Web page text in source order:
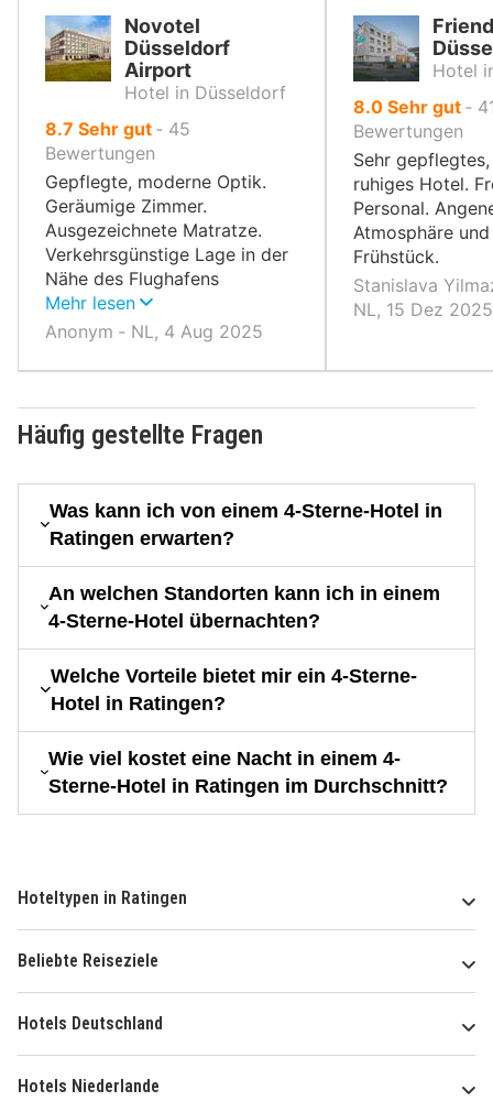
Novotel
Düsseldorf
Airport
Hotel in Düsseldorf
8.7 von
10,
Sehr gut ‐ 45
Bewertungen
Gepflegte, moderne Optik.
Geräumige Zimmer.
Ausgezeichnete Matratze.
Verkehrsgünstige Lage in der
Nähe des Flughafens
Düsseldorf.
Mehr lesen
Anonym ‐ NL, 4 Aug 2025
Hotel
8.0von
10,
Sehr gut ‐
Bewertungen
Sehr
ruhiges Hotel.
Personal.
Atmosphäre
Frühstück.
Stanislava
NL, 15 Dez 2025
Häufig gestellte Fragen
Was kann ich von einem 4-Sterne-Hotel in
Ratingen erwarten?
An welchen Standorten kann ich in einem
4-Sterne-Hotel übernachten?
Welche Vorteile bietet mir ein 4-Sterne-
Hotel in Ratingen?
Wie viel kostet eine Nacht in einem 4-
Sterne-Hotel in Ratingen im Durchschnitt?
Hoteltypen in Ratingen
Beliebte Reiseziele
Hotels Deutschland
Hotels Niederlande